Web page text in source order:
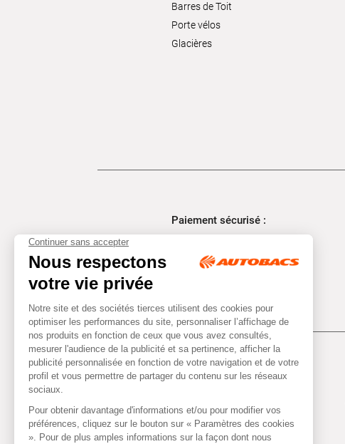
Barres de Toit
Porte vélos
Glacières
Paiement sécurisé :